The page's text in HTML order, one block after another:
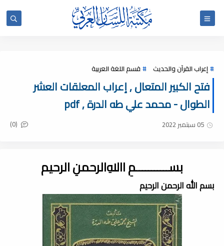
إعراب القرآن والحديث قسم اللغة العربية
فتح الكبير المتعال , إعراب المعلقات العشر
الطوال - محمد علي طه الدرة , pdf
05 سبتمبر 2022 (0)
بســـــــــــمِ اﷲِالرحمنِ الرحيم
بسم الله الرحمن الرحيم